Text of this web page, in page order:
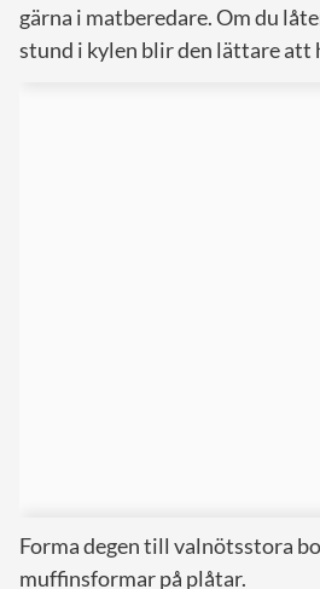
gärna i matberedare. Om du
stund i kylen blir den lättare att
Forma degen till valnötsstora
muffinsformar på plåtar.